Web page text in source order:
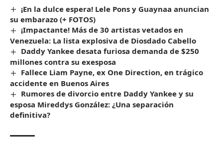
¡En la dulce espera! Lele Pons y Guaynaa anuncian
su embarazo (+ FOTOS)
¡Impactante! Más de 30 artistas vetados en
Venezuela: La lista explosiva de Diosdado Cabello
Daddy Yankee desata furiosa demanda de $250
millones contra su exesposa
Fallece Liam Payne, ex One Direction, en trágico
accidente en Buenos Aires
Rumores de divorcio entre Daddy Yankee y su
esposa Mireddys González: ¿Una separación
definitiva?